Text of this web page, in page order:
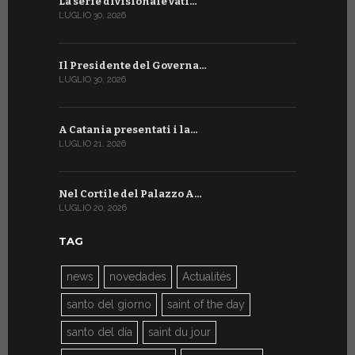
LUGLIO 30, 2026
Il Presidente del Governa…
LUGLIO 30, 2026
A Catania presentati i la…
LUGLIO 21, 2026
Nel Cortile del Palazzo A…
LUGLIO 20, 2026
TAG
news novedades Actualités
santo del giorno saint of the day
santo del día saint du jour